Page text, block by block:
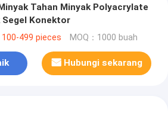
Tahan Minyak Polyacrylate
Segel Konektor
499 pieces MOQ：1000 buah
Hubungi sekarang